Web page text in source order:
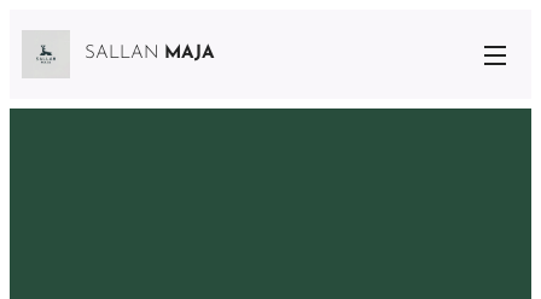
SALLAN MAJA